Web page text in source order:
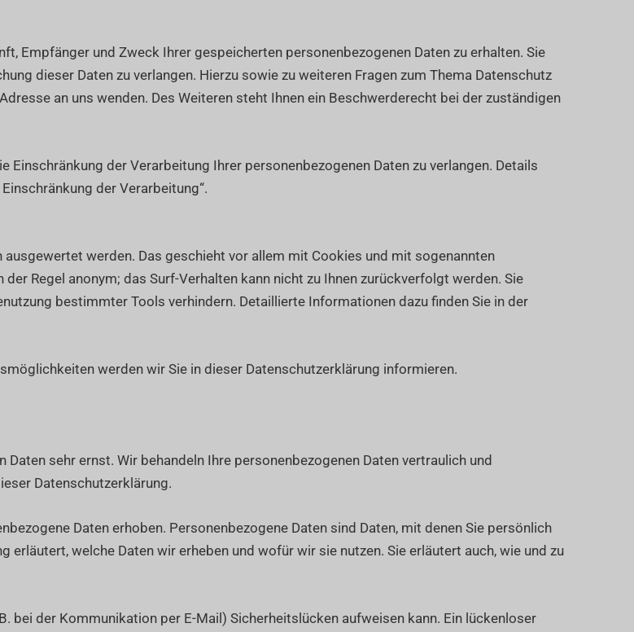
Empfänger und Zweck Ihrer gespeicherten personenbezogenen Daten zu erhalten. Sie
dieser Daten zu verlangen. Hierzu sowie zu weiteren Fragen zum Thema Datenschutz
an uns wenden. Des Weiteren steht Ihnen ein Beschwerderecht bei der zuständigen
der Verarbeitung Ihrer personenbezogenen Daten zu verlangen. Details
der Verarbeitung“.
werden. Das geschieht vor allem mit Cookies und mit sogenannten
Regel anonym; das Surf-Verhalten kann nicht zu Ihnen zurückverfolgt werden. Sie
bestimmter Tools verhindern. Detaillierte Informationen dazu finden Sie in der
werden wir Sie in dieser Datenschutzerklärung informieren.
sehr ernst. Wir behandeln Ihre personenbezogenen Daten vertraulich und
Datenschutzerklärung.
Daten erhoben. Personenbezogene Daten sind Daten, mit denen Sie persönlich
welche Daten wir erheben und wofür wir sie nutzen. Sie erläutert auch, wie und zu
bei der Kommunikation per E-Mail) Sicherheitslücken aufweisen kann. Ein lückenloser